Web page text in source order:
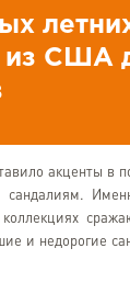
из США
акценты в
и недорогие